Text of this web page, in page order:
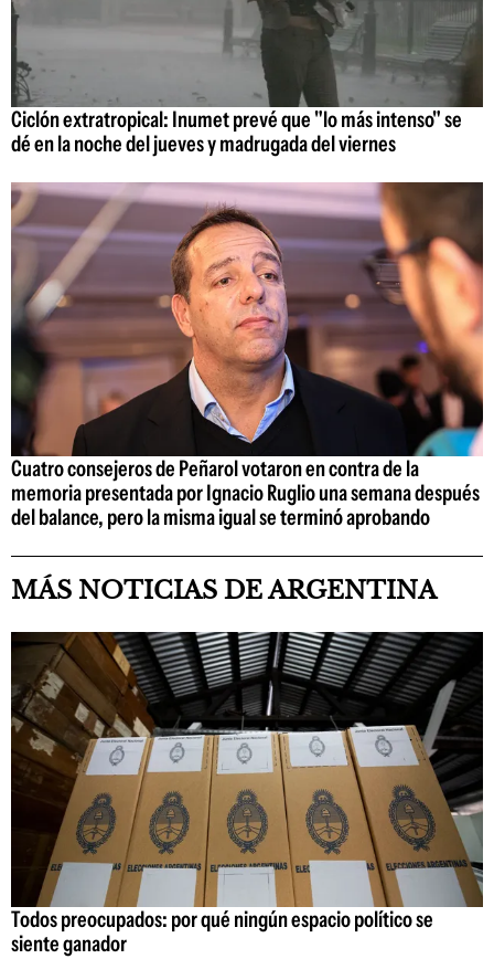
Ciclón extratropical: Inumet prevé que "lo más intenso" se
dé en la noche del jueves y madrugada del viernes
Cuatro consejeros de Peñarol votaron en contra de la
memoria presentada por Ignacio Ruglio una semana después
del balance, pero la misma igual se terminó aprobando
MÁS NOTICIAS DE ARGENTINA
Todos preocupados: por qué ningún espacio político se
siente ganador